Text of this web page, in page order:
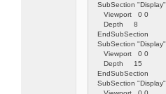
SubSection "Display"
Viewport 0 0
Depth 8
EndSubSection
SubSection "Display"
Viewport 0 0
Depth 15
EndSubSection
SubSection "Display"